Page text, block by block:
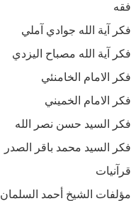
فقه
فكر آية الله جوادي آملي
فكر آية الله مصباح اليزدي
فكر الامام الخامنئي
فكر الامام الخميني
فكر السيد حسن نصر الله
فكر السيد محمد باقر الصدر
قرآنيات
مؤلفات الشيخ أحمد السلمان